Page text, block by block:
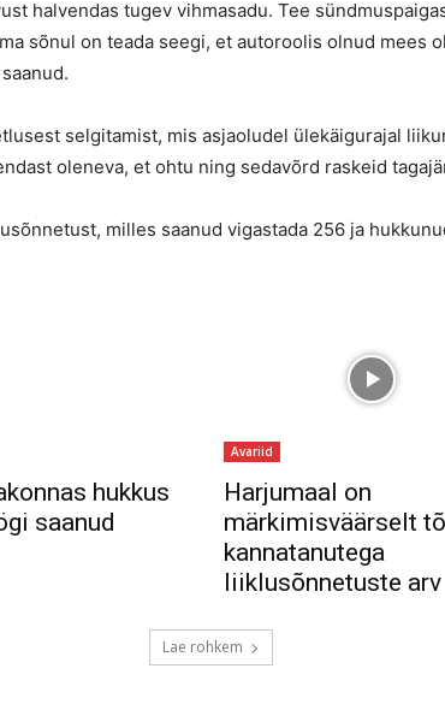
halvendas tugev vihmasadu. Tee
sõnul on teada seegi, et autoroolis olnud mees
selgitamist, mis asjaoludel ülekäigurajal
oleneva, et ohtu ning sedavõrd raskeid
milles saanud vigastada 256 ja
hukkus
saanud
Avariid
Harjumaal on
märkimisväärselt
kannatanutega
liiklusõnnetuste arv
Lae rohkem